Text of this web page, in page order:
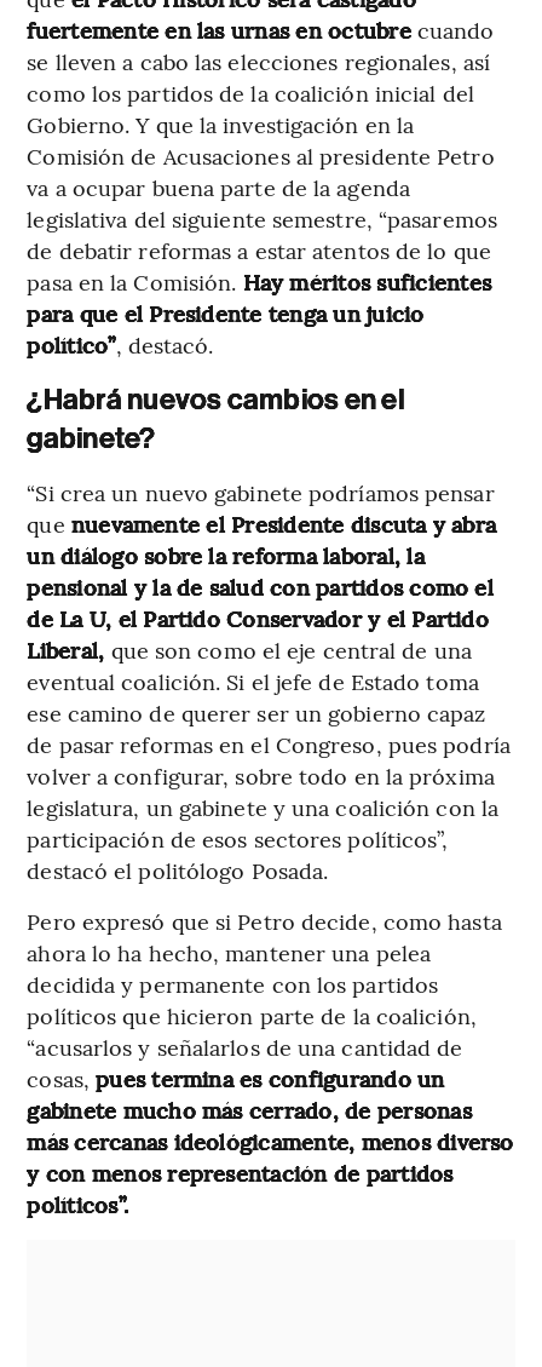
fuertemente en las urnas en octubrecuando
se lleven a cabo las elecciones regionales, así
como los partidos de la coalición inicial del
Gobierno. Y que la investigación en la
Comisión de Acusaciones al presidente Petro
va a ocupar buena parte de la agenda
legislativa del siguiente semestre, “pasaremos
de debatir reformas a estar atentos de lo que
pasa en la Comisión. Hay méritos suficientes
para que el Presidente tenga un juicio
político”, destacó.
¿Habrá nuevos cambios en el
gabinete?
“Si crea un nuevo gabinete podríamos pensar
que nuevamente el Presidente discuta y abra
un diálogo sobre la reforma laboral, la
pensional y la de salud con partidos como el
de La U, el Partido Conservador y el Partido
Liberal, que son como el eje central de una
eventual coalición. Si el jefe de Estado toma
ese camino de querer ser un gobierno capaz
de pasar reformas en el Congreso, pues podría
volver a configurar, sobre todo en la próxima
legislatura, un gabinete y una coalición con la
participación de esos sectores políticos”,
destacó el politólogo Posada.
Pero expresó que si Petro decide, como hasta
ahora lo ha hecho, mantener una pelea
decidida y permanente con los partidos
políticos que hicieron parte de la coalición,
“acusarlos y señalarlos de una cantidad de
cosas,pues termina es configurando un
gabinete mucho más cerrado, de personas
más cercanas ideológicamente, menos diverso
y con menos representación de partidos
políticos”.